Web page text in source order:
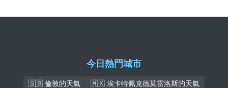
今日熱門城市
🇬🇧 倫敦的天氣
🇲🇽 埃卡特佩克德莫雷洛斯的天氣